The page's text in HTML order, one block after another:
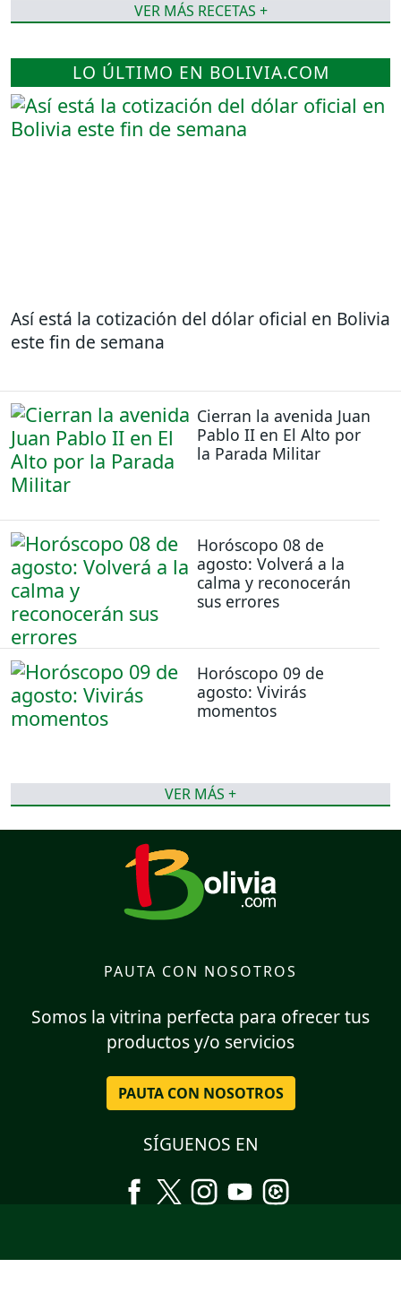
VER MÁS RECETAS +
LO ÚLTIMO EN BOLIVIA.COM
Así está la cotización del dólar oficial en Bolivia
este fin de semana
Cierran la avenida Juan
Pablo II en El Alto por
la Parada Militar
Horóscopo 08 de
agosto: Volverá a la
calma y reconocerán
sus errores
Horóscopo 09 de
agosto: Vivirás
momentos
VER MÁS +
PAUTA CON NOSOTROS
Somos la vitrina perfecta para ofrecer tus
productos y/o servicios
PAUTA CON NOSOTROS
SÍGUENOS EN